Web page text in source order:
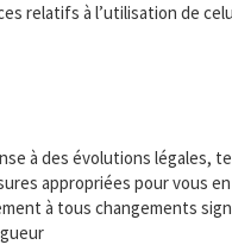
relatifs à l’utilisation de
à des évolutions légales,
appropriées pour vous
à tous changements